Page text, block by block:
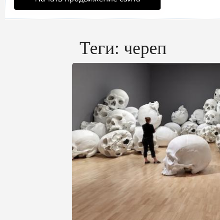
Теги: череп